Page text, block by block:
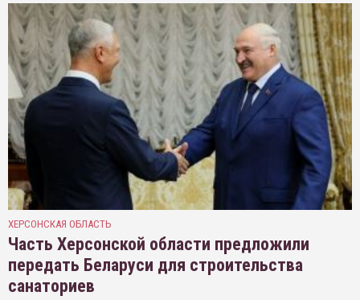
ХЕРСОНСКАЯ ОБЛАСТЬ
Часть Херсонской области предложили
передать Беларуси для строительства
санаториев